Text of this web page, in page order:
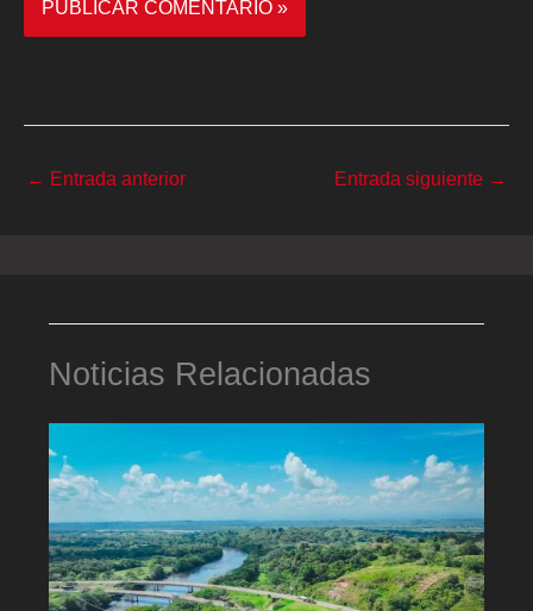
← Entrada anterior Entrada siguiente →
Noticias Relacionadas